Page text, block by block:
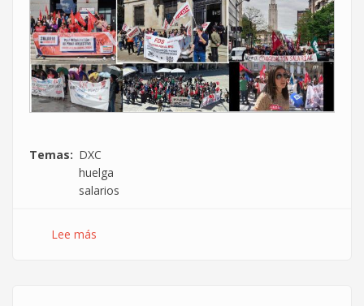
Temas
DXC
huelga
salarios
Lee más